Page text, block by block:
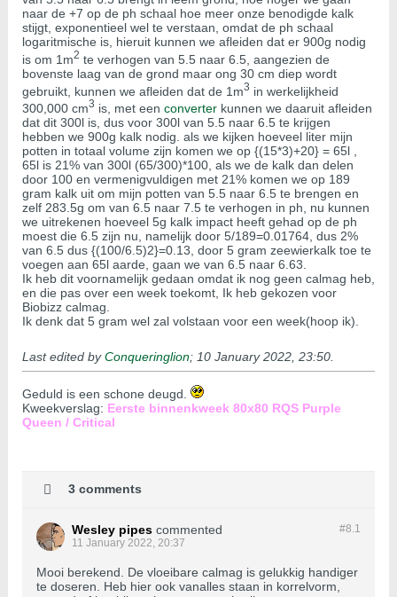
naar de +7 op de ph schaal hoe meer onze benodigde kalk
stijgt, exponentieel wel te verstaan, omdat de ph schaal
logaritmische is, hieruit kunnen we afleiden dat er 900g nodig
is om 1m2 te verhogen van 5.5 naar 6.5, aangezien de
bovenste laag van de grond maar ong 30 cm diep wordt
gebruikt, kunnen we afleiden dat de 1m3 in werkelijkheid
300,000 cm3 is, met een converter kunnen we daaruit afleiden
dat dit 300l is, dus voor 300l van 5.5 naar 6.5 te krijgen
hebben we 900g kalk nodig. als we kijken hoeveel liter mijn
potten in totaal volume zijn komen we op {(15*3)+20} = 65l ,
65l is 21% van 300l (65/300)*100, als we de kalk dan delen
door 100 en vermenigvuldigen met 21% komen we op 189
gram kalk uit om mijn potten van 5.5 naar 6.5 te brengen en
zelf 283.5g om van 6.5 naar 7.5 te verhogen in ph, nu kunnen
we uitrekenen hoeveel 5g kalk impact heeft gehad op de ph
moest die 6.5 zijn nu, namelijk door 5/189=0.01764, dus 2%
van 6.5 dus {(100/6.5)2}=0.13, door 5 gram zeewierkalk toe te
voegen aan 65l aarde, gaan we van 6.5 naar 6.63.
Ik heb dit voornamelijk gedaan omdat ik nog geen calmag heb,
en die pas over een week toekomt, Ik heb gekozen voor
Biobizz calmag.
Ik denk dat 5 gram wel zal volstaan voor een week(hoop ik).
Last edited byConqueringlion; 10 January 2022, 23:50
Geduld is een schone deugd.
Kweekverslag: Eerste binnenkweek 80x80 RQS Purple
Queen / Critical
3 comments
#8.1
Wesley pipes commented
11 January 2022, 20:37
Mooi berekend. De vloeibare calmag is gelukkig handiger
te doseren. Heb hier ook vanalles staan in korrelvorm,